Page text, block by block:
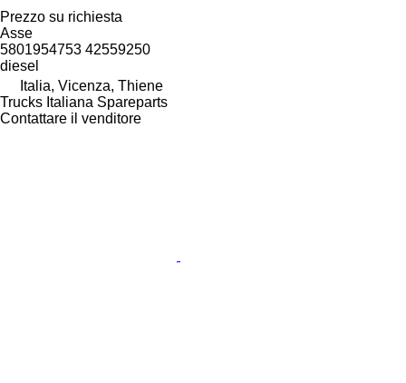
Prezzo su richiesta
Asse
5801954753 42559250
diesel
Italia, Vicenza, Thiene
Trucks Italiana Spareparts
Contattare il venditore